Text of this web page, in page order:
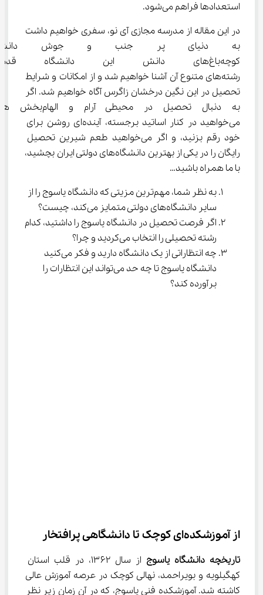
استعدادها فراهم می‌شود.
در این مقاله از مدرسه مجازی آی نو، سفری خواهیم داشت
به دنیای پر جنب و جوش
کوچه‌باغ‌های دانش این
رشته‌های متنوع آن آشنا خواهیم شد و از امکانات و شرایط
تحصیل در این نگین درخشان زاگرس آگاه خواهیم شد. اگر
به دنبال تحصیل در
می‌خواهید در کنار اساتید برجسته، آینده‌ای روشن برای
خود رقم بزنید، و اگر می‌خواهید طعم شیرین تحصیل
رایگان را در یکی از بهترین دانشگاه‌های دولتی ایران بچشید،
با ما همراه باشید…
به نظر شما، مهم‌ترین مزیتی که دانشگاه یاسوج را از
سایر دانشگاه‌های دولتی متمایز می‌کند، چیست؟
اگر فرصت تحصیل در دانشگاه یاسوج را داشتید، کدام
رشته تحصیلی را انتخاب می‌کردید و چرا؟
چه انتظاراتی از یک دانشگاه دارید و فکر می‌کنید
دانشگاه یاسوج تا چه حد می‌تواند این انتظارات را
برآورده کند؟
از آموزشکده‌ای کوچک تا دانشگاهی پرافتخار
تاریخچه دانشگاه یاسوج
از سال ۱۳۶۲، در قلب استان
کهگیلویه و بویراحمد، نهالی کوچک در عرصه آموزش عالی
کاشته شد. آموزشکده فنی یاسوج، که در آن زمان زیر نظر